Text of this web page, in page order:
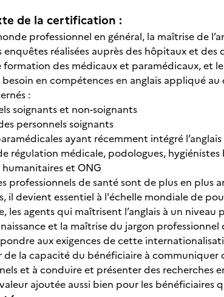
de la certification :
professionnel en général, la maîtrise de
enquêtes réalisées auprès des hôpitaux et
des médicaux et paramédicaux, et
besoin en compétences en anglais appliqué
:
soignants et non-soignants
personnels soignants
ayant récemment intégré
régulation médicale, podologues,
humanitaires et ONG
professionnels de santé sont de plus en plus
il devient essentiel à l'échelle mondiale de
les agents qui maîtrisent l’anglais à un
et la maîtrise du jargon
aux exigences de cette
de la capacité du bénéficiaire à
et à conduire et présenter des recherches
ajoutée aussi bien pour les bénéficiaires